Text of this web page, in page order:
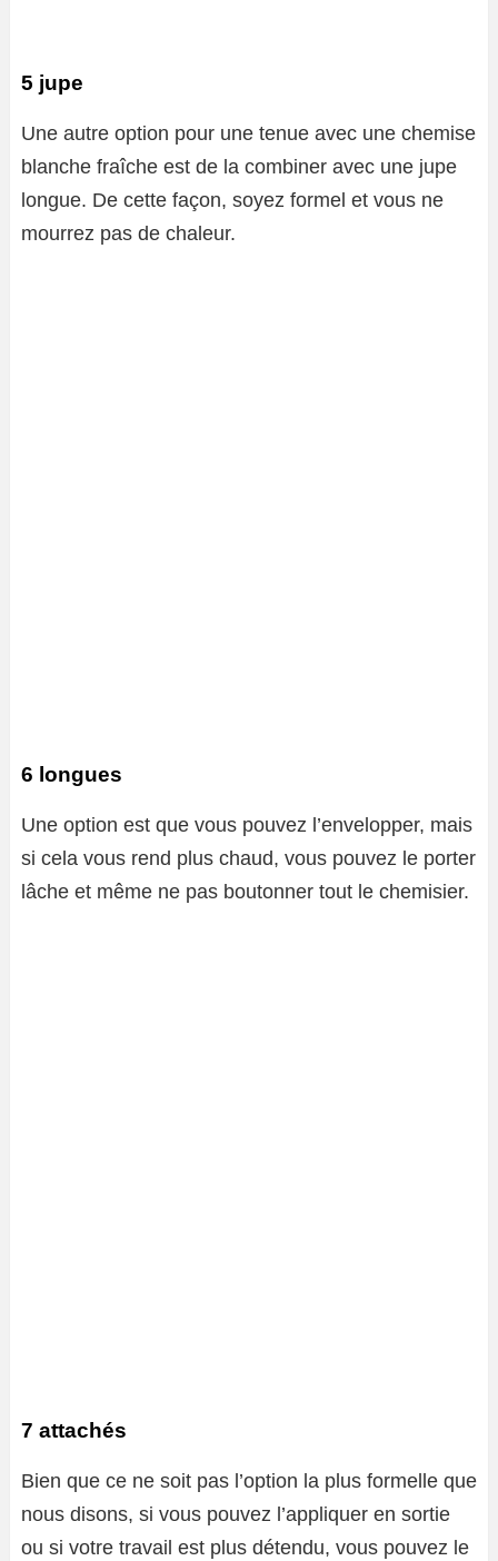
5 jupe
Une autre option pour une tenue avec une chemise
blanche fraîche est de la combiner avec une jupe
longue. De cette façon, soyez formel et vous ne
mourrez pas de chaleur.
6 longues
Une option est que vous pouvez l’envelopper, mais
si cela vous rend plus chaud, vous pouvez le porter
lâche et même ne pas boutonner tout le chemisier.
7 attachés
Bien que ce ne soit pas l’option la plus formelle que
nous disons, si vous pouvez l’appliquer en sortie
ou si votre travail est plus détendu, vous pouvez le